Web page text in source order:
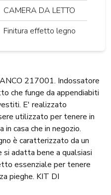
CAMERA DA LETTO
Finitura effetto legno
217001. Indossatore
che funge da appendiabiti
E' realizzato
utilizzato per tenere in
in casa che in negozio.
è caratterizzato da un
si adatta bene a qualsiasi
essenziale per tenere
pieghe. KIT DI